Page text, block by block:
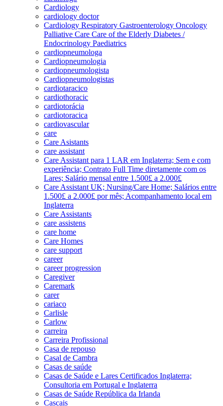
Cardiology
cardiology doctor
Cardiology Respiratory Gastroenterology Oncology
Palliative Care Care of the Elderly Diabetes /
Endocrinology Paediatrics
cardiopneumologa
Cardiopneumologia
cardiopneumologista
Cardiopneumologistas
cardiotaracico
cardiothoracic
cardiotorácia
cardiotoracica
cardiovascular
care
Care Asistants
care assistant
Care Assistant para 1 LAR em Inglaterra; Sem e com
experiência; Contrato Full Time diretamente com os
Lares; Salário mensal entre 1.500£ a 2.000£
Care Assistant UK; Nursing/Care Home; Salários entre
1.500£ a 2.000£ por mês; Acompanhamento local em
Inglaterra
Care Assistants
care assistens
care home
Care Homes
care support
career
career progression
Caregiver
Caremark
carer
cariaco
Carlisle
Carlow
carreira
Carreira Profissional
Casa de repouso
Casal de Cambra
Casas de saúde
Casas de Saúde e Lares Certificados Inglaterra;
Consultoria em Portugal e Inglaterra
Casas de Saúde República da Irlanda
Cascais